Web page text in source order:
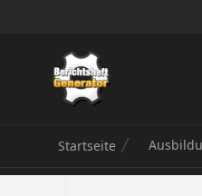
Berichtsheft Generator
Startseite